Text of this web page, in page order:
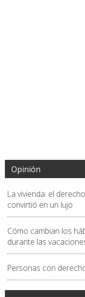
Opinión
La vivienda: el
convirtió en un lujo
Cómo cambian los
durante las
Personas con